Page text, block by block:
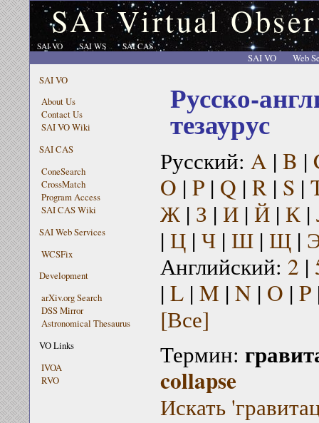
SAI Virtual
SAI VO SAI WS SAI CAS
SAI VO
Web
SAI VO
About Us
Contact Us
SAI VO Wiki
SAI CAS
ConeSearch
CrossMatch
Program Access
SAI CAS Wiki
SAI Web Services
WCSFix
Development
arXiv.org Search
DSS Mirror
Astronomical Thesaurus
VO Links
IVOA
RVO
Русско-
тезаурус
Русский: A | B |
O | P| Q | R| S |
Ж| З | И| Й| К|
| Ц| Ч| Ш| Щ|
Английский: 2 |
| L| M | N | O | P
[Все]
Термин:
collapse
Искать